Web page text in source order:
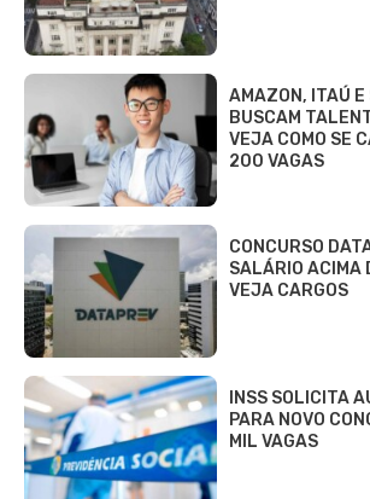
AMAZON, ITAÚ E
BUSCAM
VEJA COMO SE
200 VAGAS
CONCURSO
SALÁRIO ACIMA
VEJA CARGOS
INSS SOLICITA
PARA NOVO
MIL VAGAS